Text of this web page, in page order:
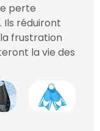
perte
Ils réduiront
frustration
la vie des